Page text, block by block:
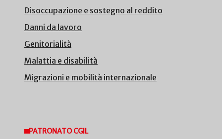
Disoccupazione e sostegno al reddito
Danni da lavoro
Genitorialità
Malattia e disabilità
Migrazioni e mobilità internazionale
PATRONATO CGIL